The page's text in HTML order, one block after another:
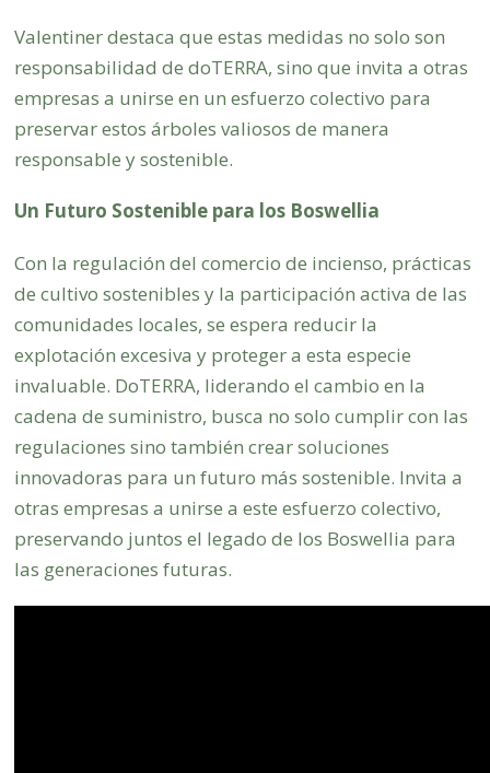
Valentiner destaca que estas medidas no solo son
responsabilidad de doTERRA, sino que invita a otras
empresas a unirse en un esfuerzo colectivo para
preservar estos árboles valiosos de manera
responsable y sostenible.
Un Futuro Sostenible para los Boswellia
Con la regulación del comercio de incienso, prácticas
de cultivo sostenibles y la participación activa de las
comunidades locales, se espera reducir la
explotación excesiva y proteger a esta especie
invaluable. DoTERRA, liderando el cambio en la
cadena de suministro, busca no solo cumplir con las
regulaciones sino también crear soluciones
innovadoras para un futuro más sostenible. Invita a
otras empresas a unirse a este esfuerzo colectivo,
preservando juntos el legado de los Boswellia para
las generaciones futuras.